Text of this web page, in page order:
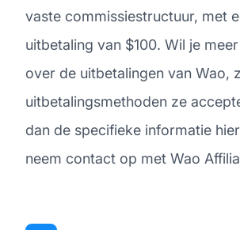
vaste commissiestructuur, met
uitbetaling van $100. Wil je
over de uitbetalingen van Wao,
uitbetalingsmethoden ze
dan de specifieke informatie
neem contact op met Wao